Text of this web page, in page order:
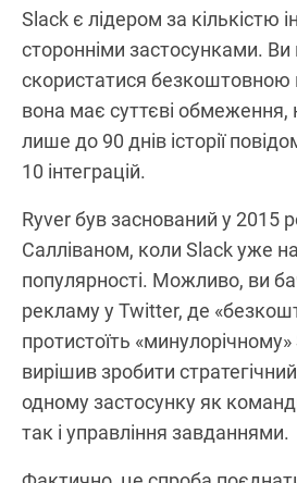
Slack є лідером за кількістю
сторонніми застосунками.
скористатися безкоштовною
вона має суттєві обмеження,
лише до 90 днів історії
10 інтеграцій.
Ryver був заснований у 2015
Салліваном, коли Slack уже
популярності. Можливо, ви
рекламу у Twitter, де
протистоїть
вирішив зробити стратегічний
одному застосунку як
так і управління завданнями.